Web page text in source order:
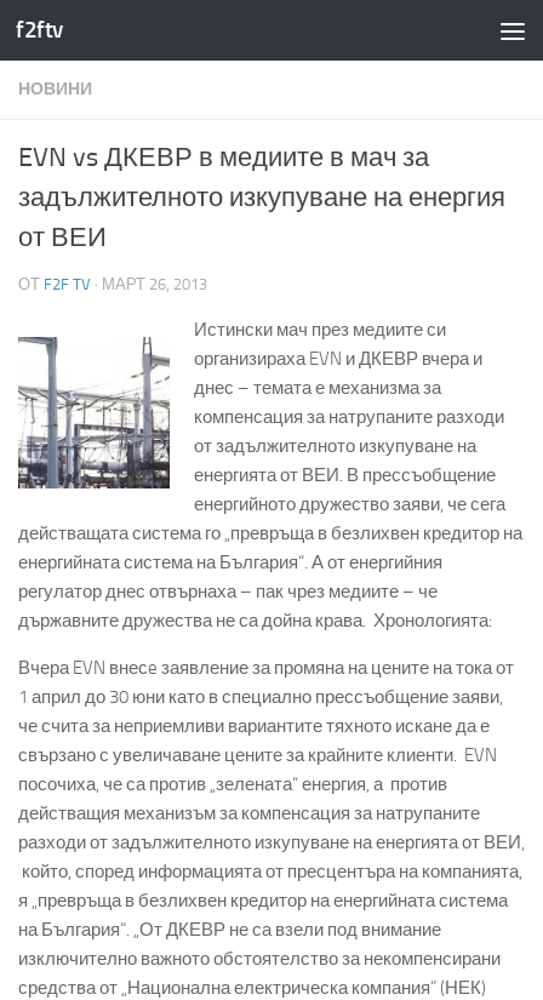
Към съдържанието
f2ftv
НОВИНИ
EVN vs ДКЕВР в медиите в мач за
задължителното изкупуване на енергия
от ВЕИ
ОТ F2F TV · МАРТ 26, 2013
Истински мач през медиите си
организираха EVN и ДКЕВР вчера и
днес – темата е механизма за
компенсация за натрупаните разходи
от задължителното изкупуване на
енергията от ВЕИ. В прессъобщение
енергийното дружество заяви, че сега
действащата система го „превръща в безлихвен кредитор на
енергийната система на България“. А от енергийния
регулатор днес отвърнаха – пак чрез медиите – че
държавните дружества не са дойна крава. Хронологията:
Вчера EVN внесe заявление за промяна на цените на тока от
1 април до 30 юни като в специално прессъобщение заяви,
че счита за неприемливи вариантите тяхното искане да е
свързано с увеличаване цените за крайните клиенти. EVN
посочиха, че са против „зелената“ енергия, а против
действащия механизъм за компенсация за натрупаните
разходи от задължителното изкупуване на енергията от ВЕИ,
който, според информацията от пресцентъра на компанията,
я „превръща в безлихвен кредитор на енергийната система
на България“. „От ДКЕВР не са взели под внимание
изключително важното обстоятелство за некомпенсирани
средства от „Национална електрическа компания” (НЕК)